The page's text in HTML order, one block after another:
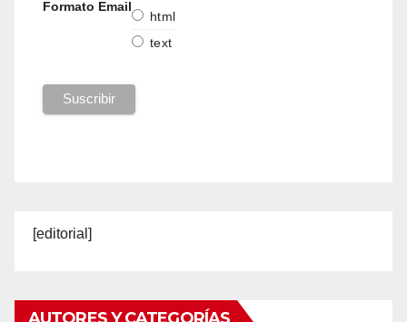
Formato Email
html
text
[editorial]